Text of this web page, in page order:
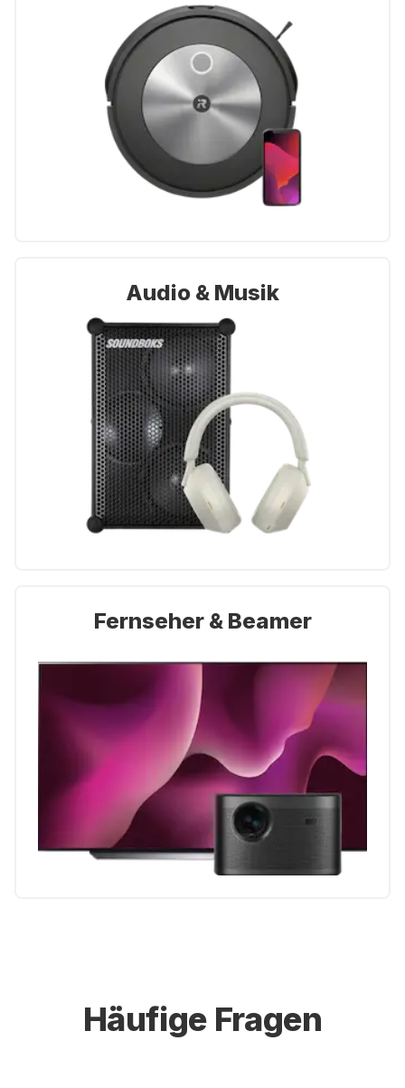
Audio & Musik
Fernseher & Beamer
Häufige Fragen